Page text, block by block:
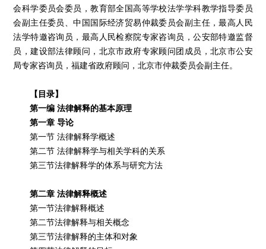
会科学委员会委员，教育部全国高等学校法学学科教学指导委员
会副主任委员、中国国际经济贸易仲裁委员会副主任，最高人民
法学特邀咨询员，最高人民检察院专家咨询员，公安部特邀监督
员，建设部法律顾问，北京市政府专家顾问团成员，北京市公安
局专家咨询员，福建省政府顾问，北京市仲裁委员会副主任。
【目录】
第一编 法律解释的基本原理
第一章 导论
第一节 法律解释学概述
第二节 法律解释学与相关学科的关系
第三节法律解释学的体系与研究方法
第二章 法律解释概述
第一节法律解释概述
第二节法律解释与相关概念
第三节法律解释的主体和对象